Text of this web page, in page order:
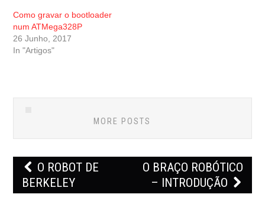
t
e
r
(
O
p
n
o
w
)
b
o
o
k
(
i
d
o
w
)
Como gravar o bootloader
num ATMega328P
26 Junho, 2017
In "Artigos"
MORE POSTS
Post
navigation
O ROBOT DE
BERKELEY
O BRAÇO ROBÓTICO
– INTRODUÇÃO